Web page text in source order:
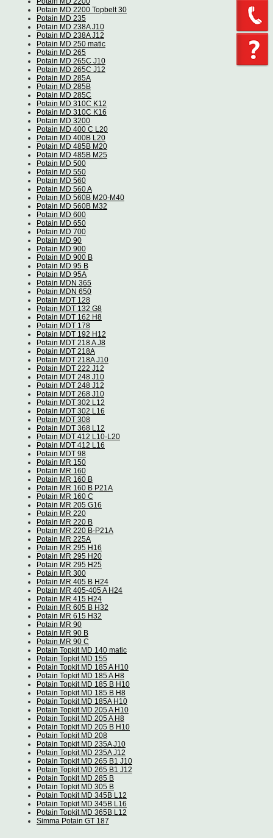
Potain MD 2200 Topbelt 30
Potain MD 235
Potain MD 238A J10
Potain MD 238A J12
Potain MD 250 matic
Potain MD 265
Potain MD 265C J10
Potain MD 265C J12
Potain MD 285A
Potain MD 285B
Potain MD 285C
Potain MD 310C K12
Potain MD 310C K16
Potain MD 3200
Potain MD 400 C L20
Potain MD 400B L20
Potain MD 485B M20
Potain MD 485B M25
Potain MD 500
Potain MD 550
Potain MD 560
Potain MD 560 A
Potain MD 560B M20-M40
Potain MD 560B M32
Potain MD 600
Potain MD 650
Potain MD 700
Potain MD 90
Potain MD 900
Potain MD 900 B
Potain MD 95 B
Potain MD 95A
Potain MDN 365
Potain MDN 650
Potain MDT 128
Potain MDT 132 G8
Potain MDT 162 H8
Potain MDT 178
Potain MDT 192 H12
Potain MDT 218 A J8
Potain MDT 218A
Potain MDT 218A J10
Potain MDT 222 J12
Potain MDT 248 J10
Potain MDT 248 J12
Potain MDT 268 J10
Potain MDT 302 L12
Potain MDT 302 L16
Potain MDT 308
Potain MDT 368 L12
Potain MDT 412 L10-L20
Potain MDT 412 L16
Potain MDT 98
Potain MR 150
Potain MR 160
Potain MR 160 B
Potain MR 160 B P21A
Potain MR 160 C
Potain MR 205 G16
Potain MR 220
Potain MR 220 B
Potain MR 220 B-P21A
Potain MR 225A
Potain MR 295 H16
Potain MR 295 H20
Potain MR 295 H25
Potain MR 300
Potain MR 405 B H24
Potain MR 405-405 A H24
Potain MR 415 H24
Potain MR 605 B H32
Potain MR 615 H32
Potain MR 90
Potain MR 90 B
Potain MR 90 C
Potain Topkit MD 140 matic
Potain Topkit MD 155
Potain Topkit MD 185 A H10
Potain Topkit MD 185 A H8
Potain Topkit MD 185 B H10
Potain Topkit MD 185 B H8
Potain Topkit MD 185A H10
Potain Topkit MD 205 A H10
Potain Topkit MD 205 A H8
Potain Topkit MD 205 B H10
Potain Topkit MD 208
Potain Topkit MD 235A J10
Potain Topkit MD 235A J12
Potain Topkit MD 265 B1 J10
Potain Topkit MD 265 B1 J12
Potain Topkit MD 285 B
Potain Topkit MD 305 B
Potain Topkit MD 345B L12
Potain Topkit MD 345B L16
Potain Topkit MD 365B L12
Simma Potain GT 187